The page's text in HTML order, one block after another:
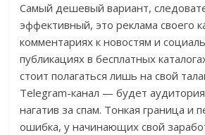
Самый дешевый вариант,
эффективный, это реклама своего
комментариях к новостям и
публикациях в бесплатных
стоит полагаться лишь на свой
Telegram-канал — будет
нагатив за спам. Тонкая граница и
ошибка, у начинающих свой